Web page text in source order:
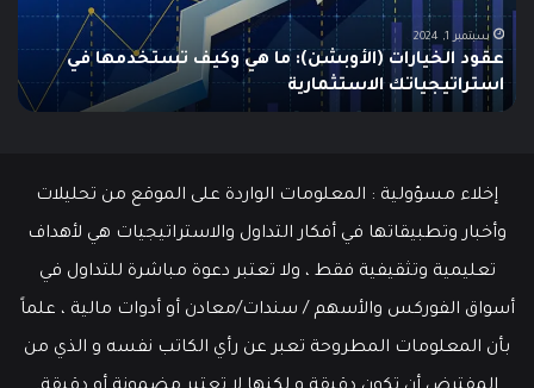
تستخدمها في
إلى
أدنى
مستوى
منذ
مايو
عمل
سبتمبر 19, 2024
مطالبات البطالة في الولايات المتحدة
مستوى منذ مايو وسط سوق عمل قوي
إخلاء مسؤولية : المعلومات الواردة على الموقع من تحليلات
وأخبار وتطبيقاتها في أفكار التداول والاستراتيجيات هي لأهداف
تعليمية وتثقيفية فقط ، ولا تعتبر دعوة مباشرة للتداول في
أسواق الفوركس والأسهم / سندات/معادن أو أدوات مالية ، علماً
بأن المعلومات المطروحة تعبر عن رأي الكاتب نفسه و الذي من